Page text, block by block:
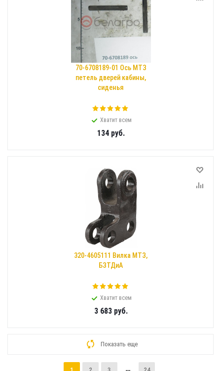
70-6708189-01 Ось МТЗ
петель дверей кабины,
сиденья
Хватит всем
134руб.
320-4605111 Вилка МТЗ,
БЗТДиА
Хватит всем
3 683руб.
Показать еще